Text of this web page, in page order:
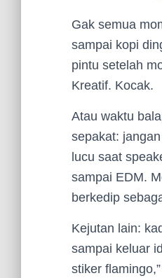
Gak semua
sampai kopi
pintu setelah
Kreatif. Kocak.
Atau waktu
sepakat:
lucu saat
sampai EDM.
berkedip
Kejutan lain:
sampai keluar
stiker